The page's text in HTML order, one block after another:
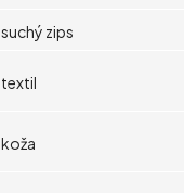
suchý zips
textil
koža